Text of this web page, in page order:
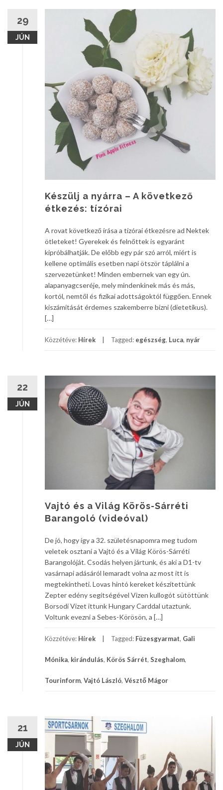
29
JÚN
Készülj a nyárra – A következő
étkezés: tízórai
A rovat következő írása a tízórai étkezésre ad Nektek
ötleteket! Gyerekek és felnőttek is egyaránt
kipróbálhatják. De előbb egy pár szó arról, miért is
kellene optimális esetben napi ötször táplálni a
szervezetünket! Minden embernek van egy ún.
alapanyagcseréje, mely mindenkinek más és más,
kortól, nemtől és fizikai adottságoktól függően. Ennek
kiszámítását érdemes szakemberre bízni (dietetikus).
[…]
Közzétéve: Hírek Tagged: egészség, Luca, nyár
22
JÚN
Vajtó és a Világ Körös-Sárréti
Barangoló (videóval)
De jó, hogy így a 32. születésnapomra meg tudom
veletek osztani a Vajtó és a Világ Körös-Sárréti
Barangolóját. Csodás helyen jártunk, és aki a D1-tv
vasárnapi adásáról lemaradt volna az most itt is
megtekintheti. Lovas hintó kereket készítettünk
Zepter edény segítségével Vizen kullogót sütöttünk
Borsodi Vizet ittunk Hungary Carddal utaztunk.
Voltunk evezni a Sebes-Körösön, a […]
Közzétéve: Hírek Tagged: Füzesgyarmat, Gali
Mónika, kirándulás, Körös Sárrét, Szeghalom,
Tourinform, Vajtó László, Vésztő Mágor
21
JÚN